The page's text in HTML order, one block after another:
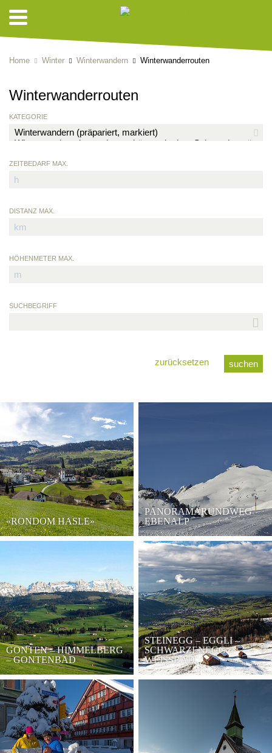
Home Winter Winterwandern Winterwanderrouten
Winterwanderrouten
KATEGORIE
ZEITBEDARF MAX.
DISTANZ MAX.
HÖHENMETER MAX.
SUCHBEGRIFF
zurücksetzen
«RONDOM HASLE»
PANORAMARUNDWEG
EBENALP
GONTEN – HIMMELBERG
– GONTENBAD
STEINEGG – EGGLI –
SCHWARZENEGG –
WEISSBAD